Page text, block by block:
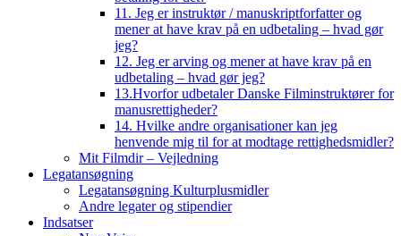
11. Jeg er instruktør / manuskriptforfatter og
mener at have krav på en udbetaling – hvad gør
jeg?
12. Jeg er arving og mener at have krav på en
udbetaling – hvad gør jeg?
13.Hvorfor udbetaler Danske Filminstruktører for
manusrettigheder?
14. Hvilke andre organisationer kan jeg
henvende mig til for at modtage rettighedsmidler?
Mit Filmdir – Vejledning
Legatansøgning
Legatansøgning Kulturplusmidler
Andre legater og stipendier
Indsatser